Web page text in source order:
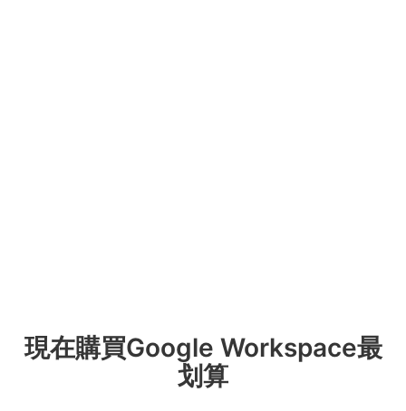
現在購買Google Workspace最
划算